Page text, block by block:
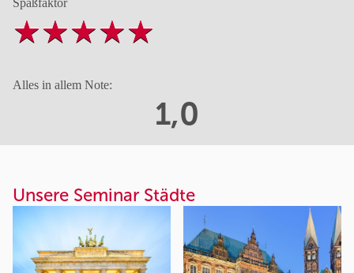
Alles in allem Note:
1,0
Unsere Seminar Städte